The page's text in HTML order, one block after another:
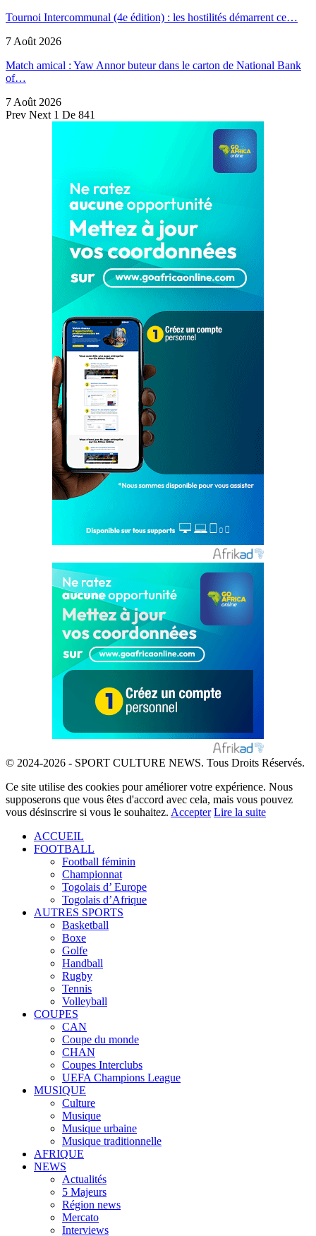
Tournoi Intercommunal (4e édition) : les hostilités démarrent ce…
7 Août 2026
Match amical : Yaw Annor buteur dans le carton de National Bank
of…
7 Août 2026
Prev Next 1 De 841
© 2024-2026 - SPORT CULTURE NEWS. Tous Droits Réservés.
Ce site utilise des cookies pour améliorer votre expérience. Nous
supposerons que vous êtes d'accord avec cela, mais vous pouvez
vous désinscrire si vous le souhaitez. Accepter Lire la suite
ACCUEIL
FOOTBALL
Football féminin
Championnat
Togolais d’ Europe
Togolais d’Afrique
AUTRES SPORTS
Basketball
Boxe
Golfe
Handball
Rugby
Tennis
Volleyball
COUPES
CAN
Coupe du monde
CHAN
Coupes Interclubs
UEFA Champions League
MUSIQUE
Culture
Musique
Musique urbaine
Musique traditionnelle
AFRIQUE
NEWS
Actualités
5 Majeurs
Région news
Mercato
Interviews